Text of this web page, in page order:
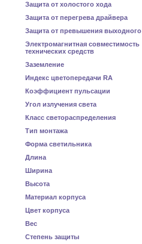
Защита от холостого хода
Защита от перегрева драйвера
Защита от превышения
Электромагнитная совместимость
технических средств
Заземление
Индекс цветопередачи RA
Коэффициент пульсации
Угол излучения света
Класс светораспределения
Тип монтажа
Форма светильника
Длина
Ширина
Высота
Материал корпуса
Цвет корпуса
Вес
Степень защиты